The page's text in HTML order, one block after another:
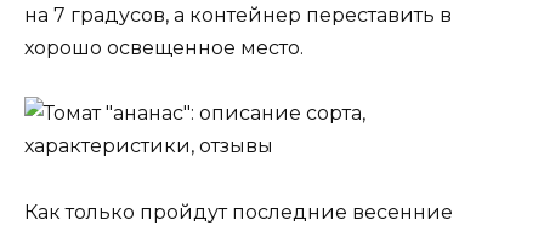
на 7 градусов, а контейнер переставить в
хорошо освещенное место.
Как только пройдут последние весенние